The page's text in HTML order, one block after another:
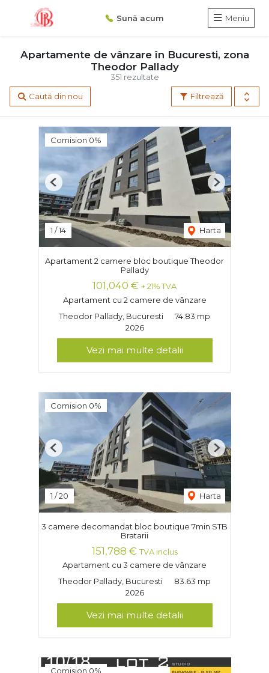
Sună acum Meniu
351 rezultate
Apartamente de vânzare în Bucuresti, zona
Theodor Pallady
Filtrează
Caută din nou
Comision 0%
1 /14 Harta
Previous Next
Apartament 2 camere bloc boutique Theodor
Pallady
101,040 € + 21% TVA
Apartament cu 2 camere de vânzare
Theodor Pallady, Bucuresti
74.83 mp
2026
Vezi mai multe detalii
Comision 0%
1 /20 Harta
Previous Next
3 camere decomandat bloc boutique 7min STB
Bratarii
151,788 € TVA inclus
Apartament cu 3 camere de vânzare
Theodor Pallady, Bucuresti
83.63 mp
2026
Vezi mai multe detalii
Comision 0%